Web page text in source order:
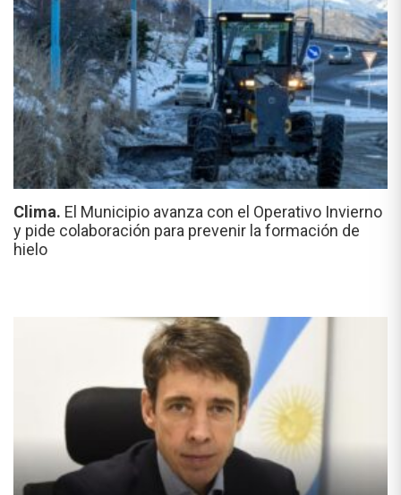
Clima. El Municipio avanza con el Operativo Invierno
y pide colaboración para prevenir la formación de
hielo